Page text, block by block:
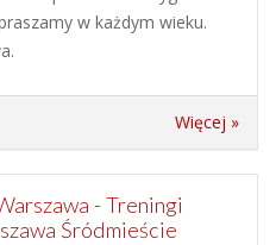
w każdym wieku.
Więcej »
- Treningi
Śródmieście